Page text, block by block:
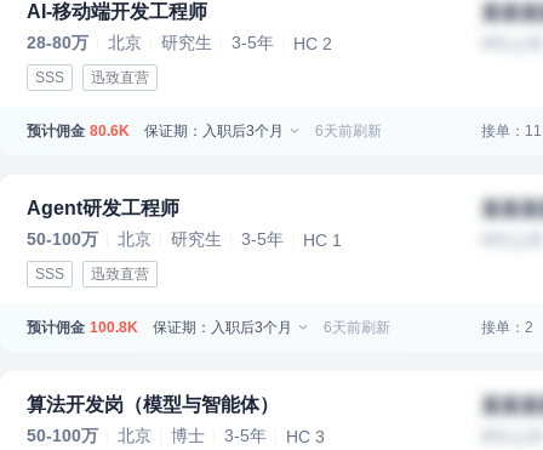
AI-移动端开发工程师
28-80万 北京 研究生 3-5年 HC 2
SSS 迅致直营
某某
预计佣金 80.6K 保证期：入职后3个月 6天前刷新 接单：11
Agent研发工程师
50-100万 北京 研究生 3-5年 HC 1
SSS 迅致直营
某某
预计佣金 100.8K 保证期：入职后3个月 6天前刷新 接单：2
算法开发岗（模型与智能体）
50-100万 北京 博士 3-5年 HC 3
某某